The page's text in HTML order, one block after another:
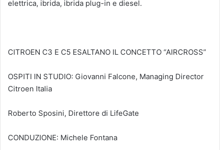
elettrica, ibrida, ibrida plug-in e diesel.
CITROEN C3 E C5 ESALTANO IL CONCETTO “AIRCROSS”
OSPITI IN STUDIO: Giovanni Falcone, Managing Director
Citroen Italia
Roberto Sposini, Direttore di LifeGate
CONDUZIONE: Michele Fontana